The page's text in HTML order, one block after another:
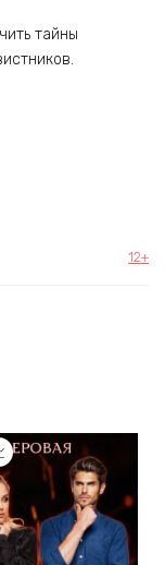
тайны
12+